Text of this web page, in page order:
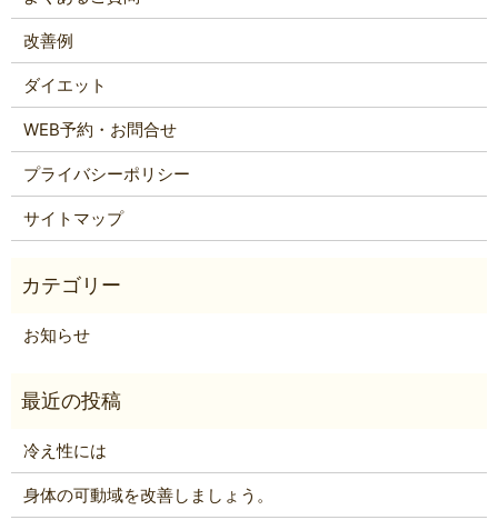
改善例
ダイエット
WEB予約・お問合せ
プライバシーポリシー
サイトマップ
お知らせ
冷え性には
身体の可動域を改善しましょう。